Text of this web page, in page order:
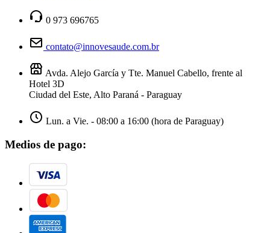
0 973 696765
contato@innovesaude.com.br
Avda. Alejo García y Tte. Manuel Cabello, frente al
Hotel 3D
Ciudad del Este, Alto Paraná - Paraguay
Lun. a Vie. - 08:00 a 16:00 (hora de Paraguay)
Medios de pago: